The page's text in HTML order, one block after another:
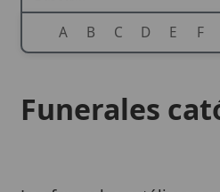
A B C D E F G